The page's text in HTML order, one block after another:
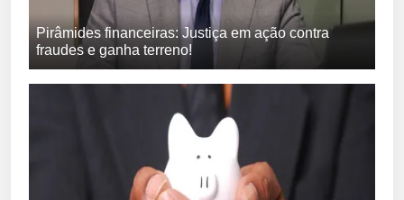
Pirâmides financeiras: Justiça em ação contra
fraudes e ganha terreno!